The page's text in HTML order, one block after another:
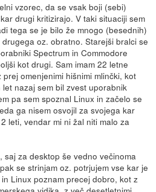
vzorec, da se vsak boji (sebi)
drugi kritizirajo. V taki situaciji sem
tega se je bilo že mnogo (besednih)
oz. obratno. Starejši bralci se
Spectrum in Commodore
kot drugi. Sam imam 22 letne
omenjenimi hišnimi mlinčki, kot
nazaj sem bil zvest uporabnik
pa sem spoznal Linux in začelo se
ga nisem osvojil za svojega kar
leti, vendar mi ni žal niti malo za
saj za desktop še vedno večinoma
se strinjam oz. potrjujem vse kar je
Linux poznam precej dobro, kot z